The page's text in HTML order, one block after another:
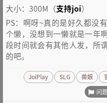
大小：300M（支持joi）
PS：啊呀~真的是好久都没
个懒，没想到一懒就是一年
段时间就会有其他人发，所
的吧。
JoiPlay SLG 兽娘
问